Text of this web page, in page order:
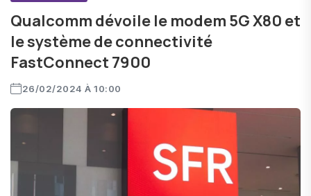
Qualcomm dévoile le modem 5G X80 et
le système de connectivité
FastConnect 7900
26/02/2024 À 10:00